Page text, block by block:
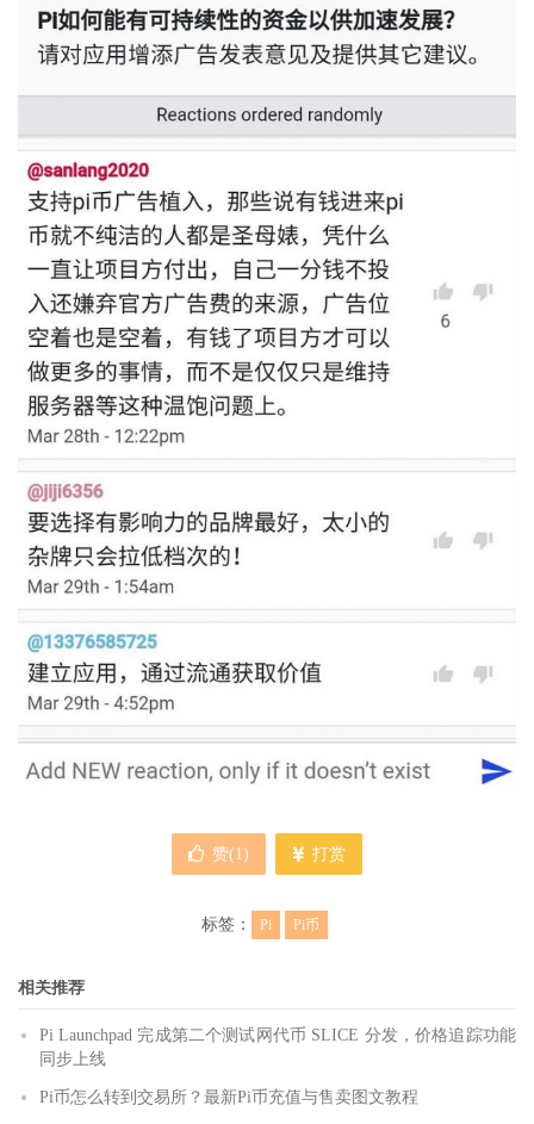
赞(1) 打赏
标签： Pi Pi币
相关推荐
Pi Launchpad 完成第二个测试网代币 SLICE 分发，价格追踪功能
同步上线
Pi币怎么转到交易所？最新Pi币充值与售卖图文教程